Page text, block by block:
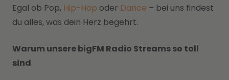
Egal ob Pop, Hip-Hop oder Dance – bei uns findest
du alles, was dein Herz begehrt.
Warum unsere bigFM Radio Streams so toll
sind